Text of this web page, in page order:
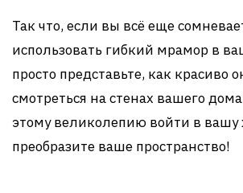
Так что, если вы всё еще
использовать гибкий мрамор в
просто представьте, как красиво
смотреться на стенах вашего
этому великолепию войти в вашу
преобразите ваше пространство!